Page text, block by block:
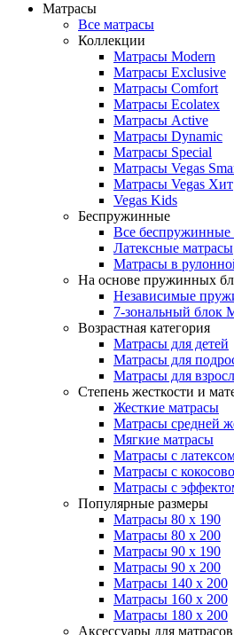
Матрасы
Все матрасы
Коллекции
Матрасы Modern
Матрасы Exclusive
Матрасы Comfort
Матрасы Ecolatex
Матрасы Active
Матрасы Dynamic
Матрасы Special
Матрасы Vegas
Матрасы Vegas Хит
Vegas Kids
Беспружинные
Все беспружинные
Латексные матрасы
Матрасы в
На основе пружинных
Независимые
7-зональный блок
Возрастная категория
Матрасы для детей
Матрасы для
Матрасы для
Степень жесткости и
Жесткие матрасы
Матрасы средней
Мягкие матрасы
Матрасы с
Матрасы с
Матрасы с
Популярные размеры
Матрасы 80 x 190
Матрасы 80 x 200
Матрасы 90 x 190
Матрасы 90 x 200
Матрасы 140 x 200
Матрасы 160 x 200
Матрасы 180 x 200
Аксессуары для матрасов